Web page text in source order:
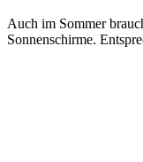
Auch im Sommer
Sonnenschirme.